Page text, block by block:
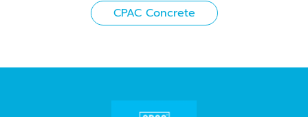
CPAC Concrete